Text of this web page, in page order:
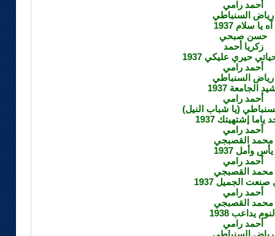
أحمد رامي
رياض السنباطي
آه يا سلام 1937
حسن صبحي
زكريا أحمد
حيري عليكي 1937
أحمد رامي
رياض السنباطي
الجامعة 1937
أحمد رامي
(يا شباب النيل)
ياما إشتهيتك 1937
أحمد رامي
محمد القصبجي
يأس وأمل 1937
أحمد رامي
محمد القصبجي
صنعت الجميل 1937
أحمد رامي
محمد القصبجي
يداعب 1938
أحمد رامي